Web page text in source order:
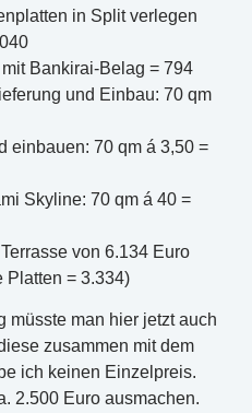
in Split verlegen
Bankirai-Belag = 794
und Einbau: 70 qm
einbauen: 70 qm á 3,50 =
Skyline: 70 qm á 40 =
von 6.134 Euro
Platten = 3.334)
müsste man hier jetzt auch
zusammen mit dem
ich keinen Einzelpreis.
2.500 Euro ausmachen.